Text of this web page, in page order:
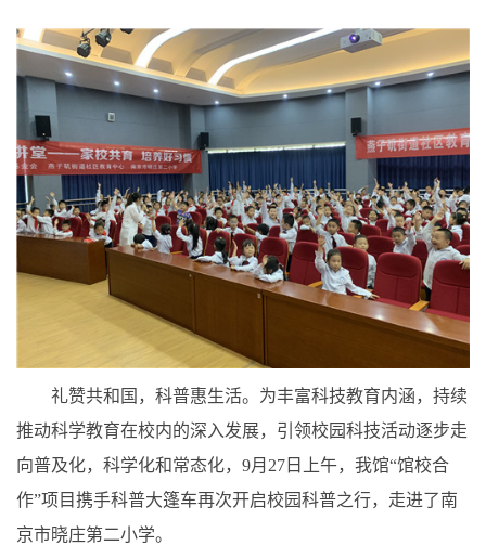
礼赞共和国，科普惠生活。为丰富科技教育内涵，持续
推动科学教育在校内的深入发展，引领校园科技活动逐步走
向普及化，科学化和常态化，9月27日上午，我馆“馆校合
作”项目携手科普大篷车再次开启校园科普之行，走进了南
京市晓庄第二小学。